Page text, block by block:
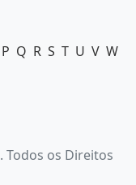
P Q R S T U V W
Todos os Direitos